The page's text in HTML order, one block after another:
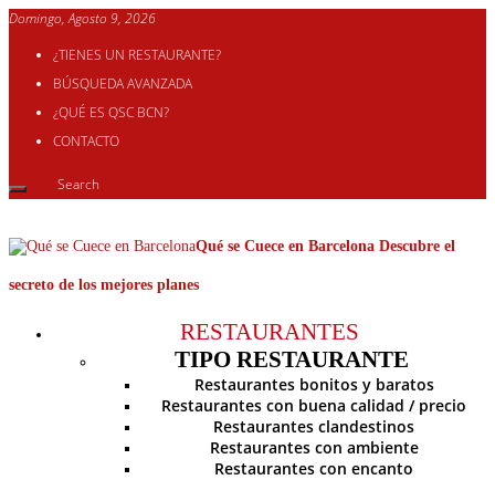
Domingo, Agosto 9, 2026
¿TIENES UN RESTAURANTE?
BÚSQUEDA AVANZADA
¿QUÉ ES QSC BCN?
CONTACTO
Qué se Cuece en Barcelona Descubre el
secreto de los mejores planes
RESTAURANTES
TIPO RESTAURANTE
Restaurantes bonitos y baratos
Restaurantes con buena calidad / precio
Restaurantes clandestinos
Restaurantes con ambiente
Restaurantes con encanto